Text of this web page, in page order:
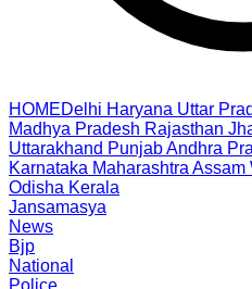
HOMEDelhi Haryana Uttar
Madhya Pradesh Rajasthan
Uttarakhand PunjabAndhra
Karnataka Maharashtra Assam
Odisha Kerala
Jansamasya
News
Bjp
National
Police